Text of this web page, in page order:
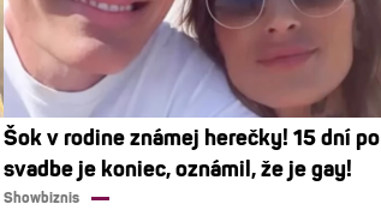
Šok v rodine známej herečky! 15 dní po
svadbe je koniec, oznámil, že je gay!
Showbiznis